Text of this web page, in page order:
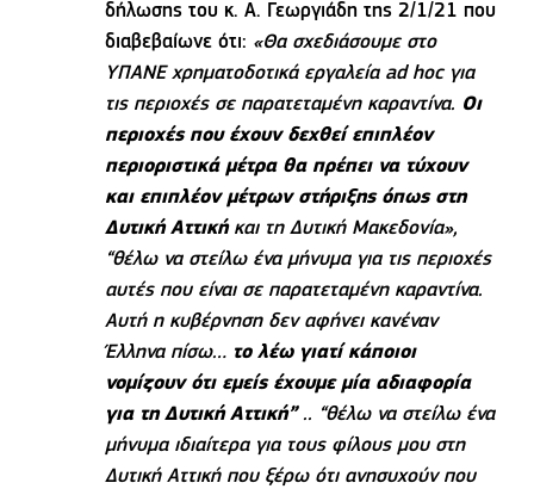
δήλωσης του κ. Α. Γεωργιάδη της 2/1/21 που
διαβεβαίωνε ότι: «Θα σχεδιάσουμε στο
ΥΠΑΝΕ χρηματοδοτικά εργαλεία ad hoc για
τις περιοχές σε παρατεταμένη καραντίνα. Οι
περιοχές που έχουν δεχθεί επιπλέον
περιοριστικά μέτρα θα πρέπει να τύχουν
και επιπλέον μέτρων στήριξης όπως στη
Δυτική Αττικήκαι τη Δυτική Μακεδονία»,
“θέλω να στείλω ένα μήνυμα για τις περιοχές
αυτές που είναι σε παρατεταμένη καραντίνα.
Αυτή η κυβέρνηση δεν αφήνει κανέναν
Έλληνα πίσω… το λέω γιατί κάποιοι
νομίζουν ότι εμείς έχουμε μία αδιαφορία
για τη Δυτική Αττική”.. “θέλω να στείλω ένα
μήνυμα ιδιαίτερα για τους φίλους μου στη
Δυτική Αττική που ξέρω ότι ανησυχούν που